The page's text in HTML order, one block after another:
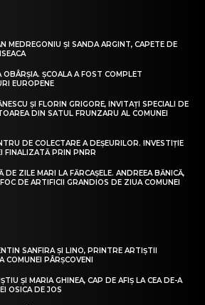
MEDREGONIU ȘI SANDA ARGINT, CAPETE DE
OBÂRȘIA. ȘCOALA A FOST COMPLET
EUROPENE
ȘI FLORIN GRIGORE, INVITAȚI SPECIALI DE
DIN SATUL FRUNZARU AL COMUNEI
DE COLECTARE A DEȘEURILOR. INVESTIȚIE
FINALIZATĂ PRIN PNRR
DE ZILE MARI LA FĂRCAȘELE. ANDREEA BĂNICĂ,
DE ARTIFICII GRANDIOS DE ZIUA COMUNEI
SANFIRA ȘI LINO, PRINTRE ARTIȘTII
COMUNEI PÂRȘCOVENI
ȘI MARIA GHINEA, CAP DE AFIȘ LA CEA DE-A
OSICA DE JOS